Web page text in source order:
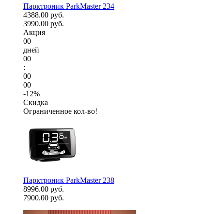
Парктроник ParkMaster 234
4388.00 руб.
3990.00 руб.
Акция
00
дней
00
:
00
00
-12%
Скидка
Ограниченное кол-во!
Парктроник ParkMaster 238
8996.00 руб.
7900.00 руб.